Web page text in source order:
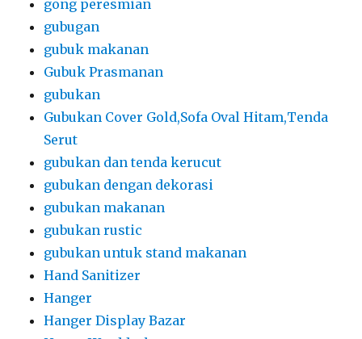
gubukan untuk stand makanan
Hand Sanitizer
Hanger
Hanger Display Bazar
Hangr Warddrob
harga backdrop event
harga sewa backdrop
harga sewa bean bag
harga sewa karpet murah
harga sewa kursi futura polos merah
harga sewa kursi meja
harga sewa kursi vip
harga sewa meja
harga sewa meja ibm terbaru
harga sewa meja kotak